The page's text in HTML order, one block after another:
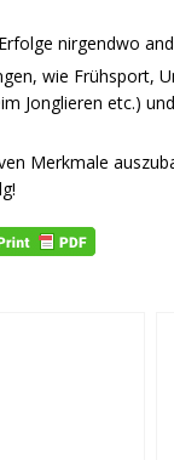
nirgendwo
wie Frühsport,
Jonglieren etc.)
Merkmale